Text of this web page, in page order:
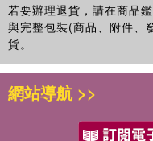
若要辦理退貨，請在商品
與完整包裝(商品、附件、
貨。
網站導航 >>